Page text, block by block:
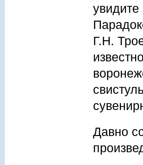
Г.Н.
Давно